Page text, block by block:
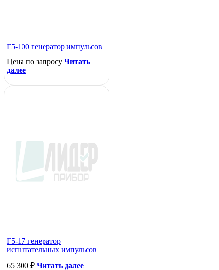
Г5-100 генератор импульсов
Цена по запросу Читать
далее
Г5-17 генератор
испытательных импульсов
65 300 ₽ Читать далее